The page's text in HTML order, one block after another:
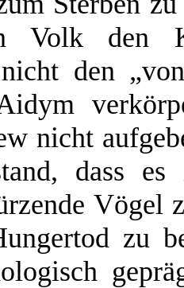
Volk den
den
nicht
dass
Vögel
zu